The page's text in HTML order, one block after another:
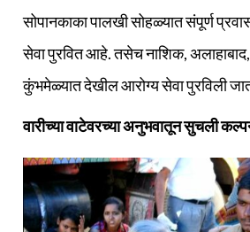
सोपानकाका पालखी सोहळ्यात संपूर्ण
सेवा पुरवित आहे. तसेच नाशिक, अलाहाबाद,
कुंभमेळ्यात देखील आरोग्य सेवा पुरविली
वारीच्या वाटेवरच्या अनुभवातून सुचली